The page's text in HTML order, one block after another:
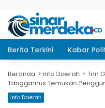
Berita Terkini Kabar
Beranda Info Daerah
Tim
Tanggamus Temukan
Info Daerah